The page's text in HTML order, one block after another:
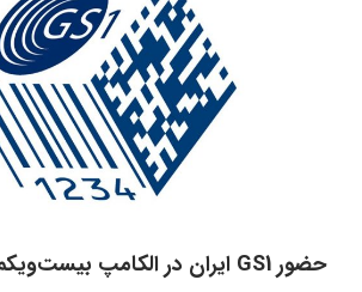
حضور GS1 ایران در الکامپ بیست‌ویکم